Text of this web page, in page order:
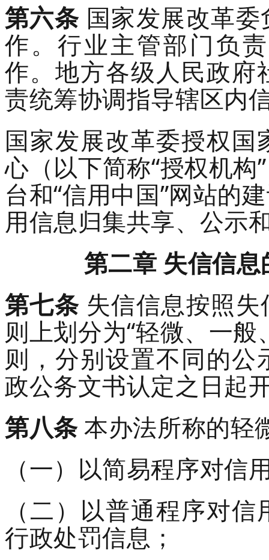
第六条 国家发展改革
作。行业主管部门负
作。 地方各级人民政府
责统筹协调指导辖区内
国家发展改革委授权
心（以下简称“授权机构
台和“信用中国”网站的
用信息归集共享、公示
第二章 失信信
第七条 失信信息按照失
则上划分为“轻微、一般
则，分别设置不同的公
政公务文书认定之日起
第八条本办法所称的轻
（一）以简易程序对
（二）以普通程序对
行政处罚信息；